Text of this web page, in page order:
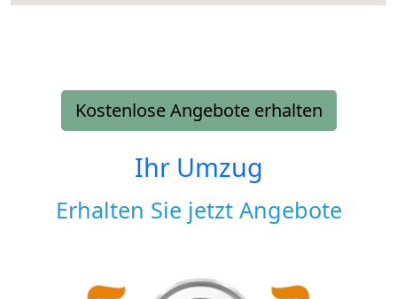
Kostenlose Angebote erhalten
Ihr Umzug
Erhalten Sie jetzt Angebote